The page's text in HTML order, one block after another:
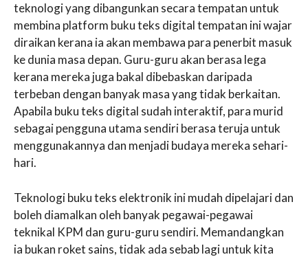
teknologi yang dibangunkan secara tempatan untuk
membina platform buku teks digital tempatan ini wajar
diraikan kerana ia akan membawa para penerbit masuk
ke dunia masa depan. Guru-guru akan berasa lega
kerana mereka juga bakal dibebaskan daripada
terbeban dengan banyak masa yang tidak berkaitan.
Apabila buku teks digital sudah interaktif, para murid
sebagai pengguna utama sendiri berasa teruja untuk
menggunakannya dan menjadi budaya mereka sehari-
hari.
Teknologi buku teks elektronik ini mudah dipelajari dan
boleh diamalkan oleh banyak pegawai-pegawai
teknikal KPM dan guru-guru sendiri. Memandangkan
ia bukan roket sains, tidak ada sebab lagi untuk kita